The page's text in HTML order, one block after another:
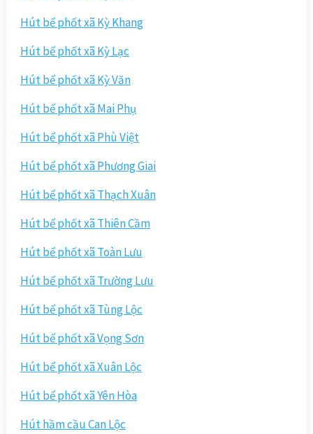
Hút bể phốt xã Kỳ Khang
Hút bể phốt xã Kỳ Lạc
Hút bể phốt xã Kỳ Văn
Hút bể phốt xã Mai Phụ
Hút bể phốt xã Phù Việt
Hút bể phốt xã Phương Giai
Hút bể phốt xã Thạch Xuân
Hút bể phốt xã Thiên Cầm
Hút bể phốt xã Toàn Lưu
Hút bể phốt xã Trường Lưu
Hút bể phốt xã Tùng Lộc
Hút bể phốt xã Vọng Sơn
Hút bể phốt xã Xuân Lộc
Hút bể phốt xã Yên Hòa
Hút hầm cầu Can Lộc